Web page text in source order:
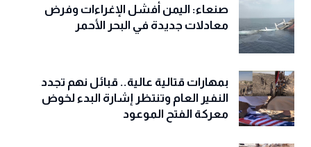
صنعاء: اليمن أفشل الإغراءات وفرض
معادلات جديدة في البحر الأحمر
بمهارات قتالية عالية.. قبائل نهم تجدد
النفير العام وتنتظر إشارة البدء لخوض
معركة الفتح الموعود